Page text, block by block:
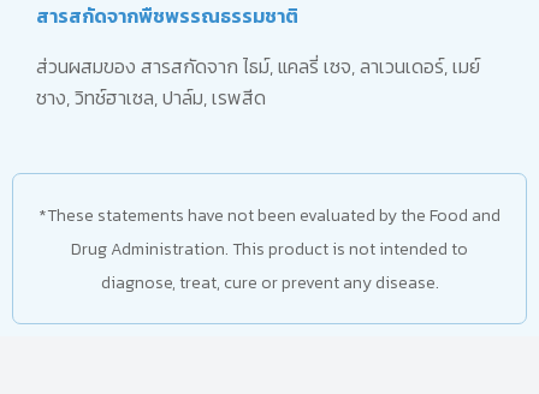
สารสกัดจากพืชพรรณธรรมชาติ
ส่วนผสมของ สารสกัดจาก ไธม์, แคลรี่ เซจ, ลาเวนเดอร์, เมย์
ชาง, วิทช์ฮาเซล, ปาล์ม, เรพสีด
*These statements have not been evaluated by the Food and
Drug Administration. This product is not intended to
diagnose, treat, cure or prevent any disease.